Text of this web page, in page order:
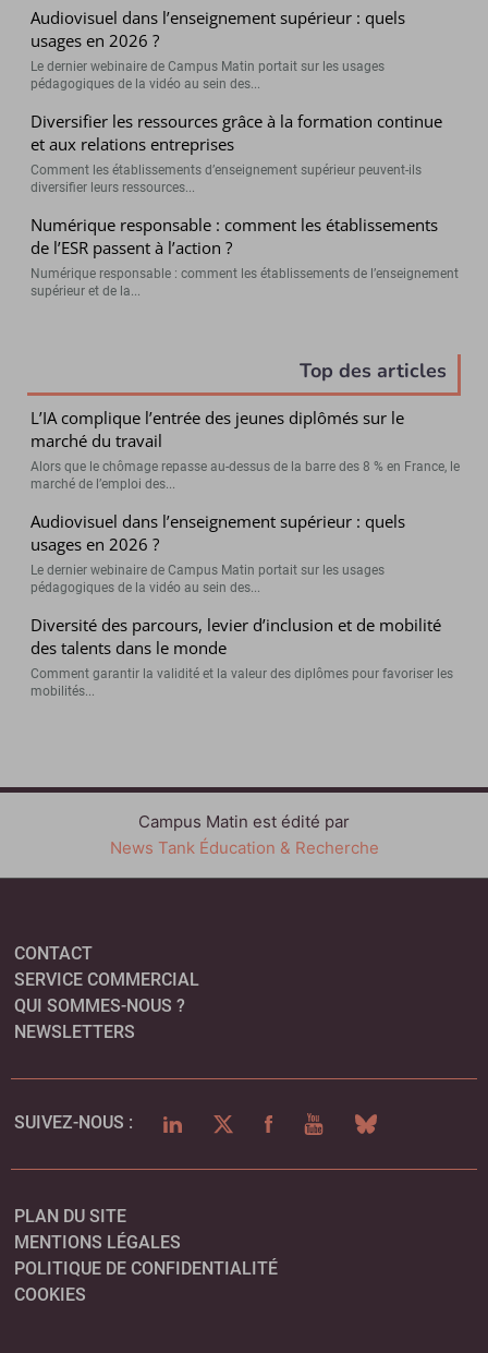
Audiovisuel dans l’enseignement supérieur : quels
usages en 2026 ?
Le dernier webinaire de Campus Matin portait sur les usages
pédagogiques de la vidéo au sein des...
Diversifier les ressources grâce à la formation continue
et aux relations entreprises
Comment les établissements d’enseignement supérieur peuvent-ils
diversifier leurs ressources...
Numérique responsable : comment les établissements
de l’ESR passent à l’action ?
Numérique responsable : comment les établissements de l’enseignement
supérieur et de la...
Top des articles
L’IA complique l’entrée des jeunes diplômés sur le
marché du travail
Alors que le chômage repasse au-dessus de la barre des 8 % en France, le
marché de l’emploi des...
Audiovisuel dans l’enseignement supérieur : quels
usages en 2026 ?
Le dernier webinaire de Campus Matin portait sur les usages
pédagogiques de la vidéo au sein des...
Diversité des parcours, levier d’inclusion et de mobilité
des talents dans le monde
Comment garantir la validité et la valeur des diplômes pour favoriser les
mobilités...
Campus Matin est édité par
News Tank Éducation & Recherche
CONTACT
SERVICE COMMERCIAL
QUI SOMMES-NOUS ?
NEWSLETTERS
SUIVEZ-NOUS : LINKEDINTWITTERFACEBOOKYOUTUBEBLUESKY
PLAN DU SITE
MENTIONS LÉGALES
POLITIQUE DE CONFIDENTIALITÉ
COOKIES